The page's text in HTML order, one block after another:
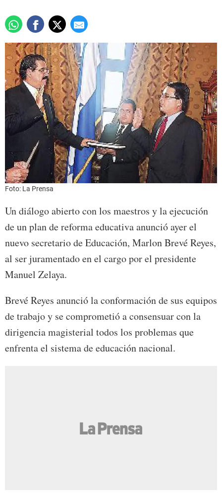
Foto: La Prensa
Un diálogo abierto con los maestros y la ejecución
de un plan de reforma educativa anunció ayer el
nuevo secretario de Educación, Marlon Brevé Reyes,
al ser juramentado en el cargo por el presidente
Manuel Zelaya.
Brevé Reyes anunció la conformación de sus equipos
de trabajo y se comprometió a consensuar con la
dirigencia magisterial todos los problemas que
enfrenta el sistema de educación nacional.